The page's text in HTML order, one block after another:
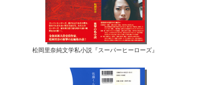
松岡里奈純文学私小説『スーパーヒーローズ』